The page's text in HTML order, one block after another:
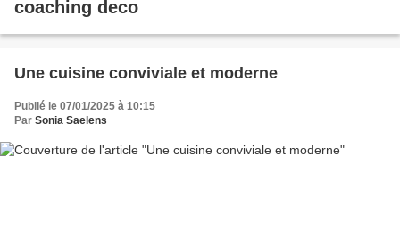
coaching deco
Une cuisine conviviale et moderne
Publié le 07/01/2025 à 10:15
Par Sonia Saelens